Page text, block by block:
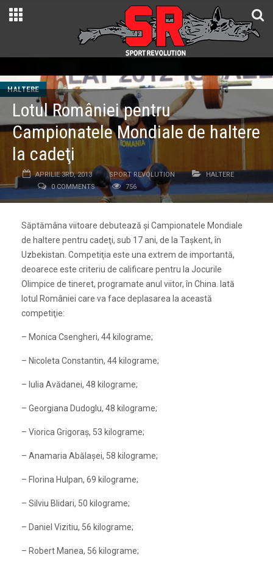
HALTERE
Lotul României pentru
Campionatele Mondiale de haltere
la cadeţi
APRILIE 3RD, 2013 SPORT REVOLUTION
HALTERE
0 COMMENTS
756
Săptămâna viitoare debutează şi Campionatele Mondiale
de haltere pentru cadeţi, sub 17 ani, de la Taşkent, în
Uzbekistan. Competiţia este una extrem de importantă,
deoarece este criteriu de calificare pentru la Jocurile
Olimpice de tineret, programate anul viitor, în China. Iată
lotul României care va face deplasarea la această
competiţie:
– Monica Csengheri, 44 kilograme;
– Nicoleta Constantin, 44 kilograme;
– Iulia Avădanei, 48 kilograme;
– Georgiana Dudoglu, 48 kilograme;
– Viorica Grigoraş, 53 kilograme;
– Anamaria Abălaşei, 58 kilograme;
– Florina Hulpan, 69 kilograme;
– Silviu Blidari, 50 kilograme;
– Daniel Vizitiu, 56 kilograme;
– Robert Manea, 56 kilograme;